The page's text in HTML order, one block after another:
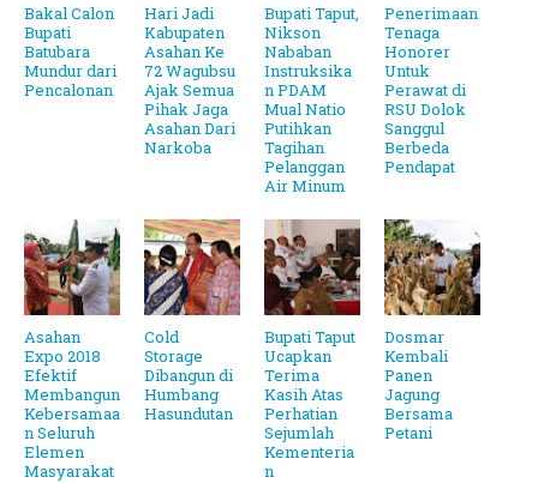
Bakal Calon
Bupati
Batubara
Mundur dari
Pencalonan
Hari Jadi
Kabupaten
Asahan Ke
72 Wagubsu
Ajak Semua
Pihak Jaga
Asahan Dari
Narkoba
Bupati Taput,
Nikson
Nababan
Instruksika
n PDAM
Mual Natio
Putihkan
Tagihan
Pelanggan
Air Minum
Penerimaan
Tenaga
Honorer
Untuk
Perawat di
RSU Dolok
Sanggul
Berbeda
Pendapat
Asahan
Expo 2018
Efektif
Membangun
Kebersamaa
n Seluruh
Elemen
Masyarakat
Cold
Storage
Dibangun di
Humbang
Hasundutan
Bupati Taput
Ucapkan
Terima
Kasih Atas
Perhatian
Sejumlah
Kementeria
n
Dosmar
Kembali
Panen
Jagung
Bersama
Petani